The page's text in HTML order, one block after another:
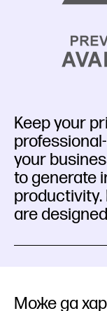
Keep your
your
to generate
productivity.
are
Може да